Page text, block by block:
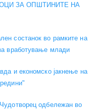
ЗА ОПШТИНИТЕ НА
состанок во рамките на
вработување млади
и економско јакнење на
одбележан во